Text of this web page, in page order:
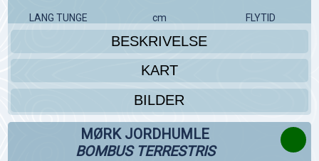
LANG TUNGE cm FLYTID
BESKRIVELSE
KART
BILDER
MØRK JORDHUMLE
BOMBUS TERRESTRIS